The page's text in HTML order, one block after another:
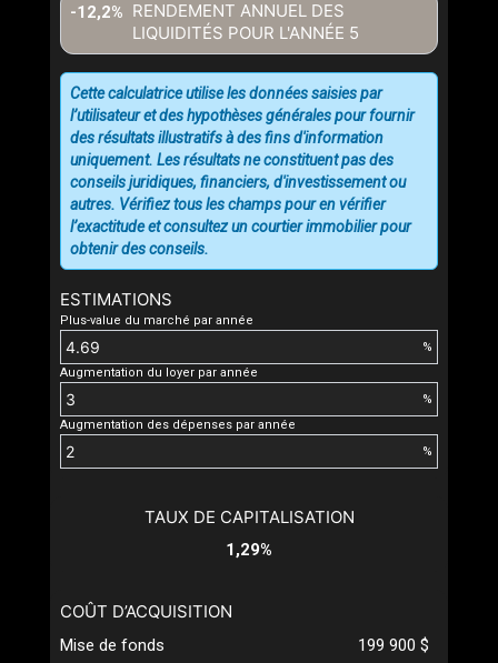
RENDEMENT ANNUEL DES
LIQUIDITÉS POUR L'ANNÉE 5
-12,2%
ESTIMATIONS
Plus-value du marché par année
%
Augmentation du loyer par année
%
Augmentation des dépenses par année
%
Cette calculatrice utilise les données saisies par
l’utilisateur et des hypothèses générales pour fournir
des résultats illustratifs à des fins d'information
uniquement. Les résultats ne constituent pas des
conseils juridiques, financiers, d'investissement ou
autres. Vérifiez tous les champs pour en vérifier
l’exactitude et consultez un courtier immobilier pour
obtenir des conseils.
TAUX DE CAPITALISATION
1,29%
COÛT D’ACQUISITION
Mise de fonds
199 900 $